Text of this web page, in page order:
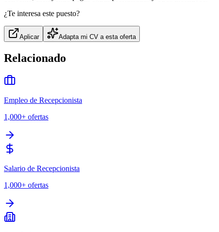
¿Te interesa este puesto?
Aplicar Adapta mi CV a esta oferta
Relacionado
Empleo de Recepcionista
1,000+ ofertas
Salario de Recepcionista
1,000+ ofertas